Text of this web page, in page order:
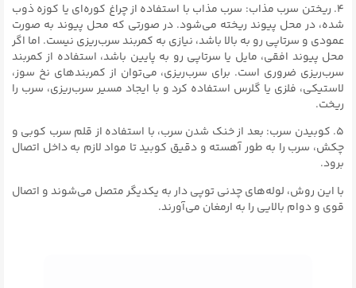
۴. ریختن سرب مذاب: سرب مذاب با استفاده از چراغ کوره‌ای یا کوزه ذوب
شده، در محل پیوند ریخته می‌شود. در صورتی که محل پیوند به صورت
عمودی و سرتاپی رو به بالا باشد، نیازی به کمربند سرب‌ریزی نیست. اما اگر
محل پیوند افقی، مایل یا سرتاپی رو به پایین باشد، استفاده از کمربند
سرب‌ریزی ضروری است. برای سرب‌ریزی، می‌توان از کمربندهای نخ سوز،
لاستیکی، فلزی یا گلرس استفاده کرد و با ایجاد مسیر سرب‌ریزی، سرب را
ریخت.
۵. کوبیدن سرب: بعد از خنک شدن سرب، با استفاده از قلم سرب کوبی و
چکش، سرب را به طور آهسته و دقیق کوبید تا مواد لازم به داخل اتصال
برود.
با این روش، لوله‌های چدنی توپی دار به یکدیگر متصل می‌شوند و اتصال
قوی و دوام بالایی را به ارمغان می‌آورند.